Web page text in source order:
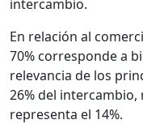
intercambio.
En relación al
70% corresponde a
relevancia de los
26% del
representa el 14%.